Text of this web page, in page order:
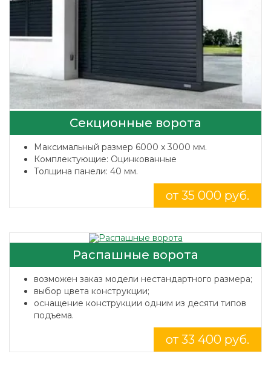
Секционные ворота
Максимальный размер 6000 x 3000 мм.
Комплектующие: Оцинкованные
Толщина панели: 40 мм.
от 35 000 руб.
Распашные ворота
возможен заказ модели нестандартного размера;
выбор цвета конструкции;
оснащение конструкции одним из десяти типов
подъема.
от 33 400 руб.